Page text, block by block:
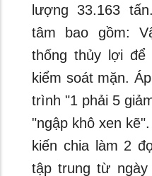
lượng 33.163
tâm bao gồm:
thống thủy lợi
kiểm soát mặn.
trình "1 phải 5
"ngập khô xen
kiến chia làm 2
tập trung từ ngày